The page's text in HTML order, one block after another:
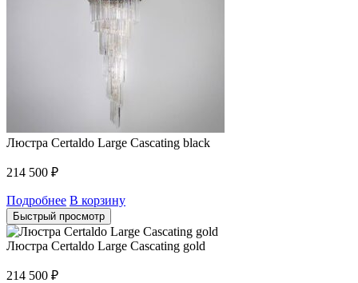
Люстра Certaldo Large Cascating black
214 500 ₽
Подробнее В корзину
Быстрый просмотр
Люстра Certaldo Large Cascating gold
214 500 ₽